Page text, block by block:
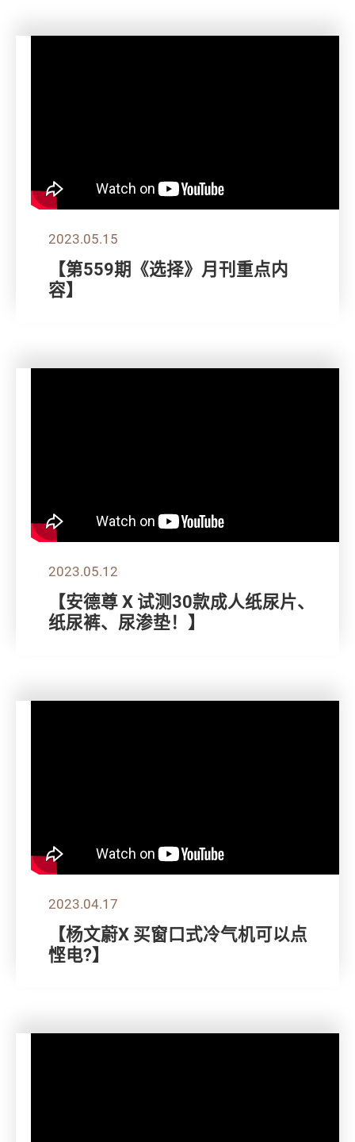
2023.05.15
【第559期《选择》月刊重点内
容】
2023.05.12
【安德尊 X 试测30款成人纸尿片、
纸尿裤、尿渗垫！】
2023.04.17
【杨文蔚X 买窗口式冷气机可以点
悭电?】